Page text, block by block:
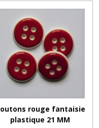
rouge fantaisie
plastique 21 MM